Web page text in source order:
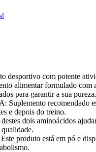
com potente
alimentar formulado com
para garantir a sua pureza.
recomendado
e depois do treino.
dois aminoácidos
produto está em pó e